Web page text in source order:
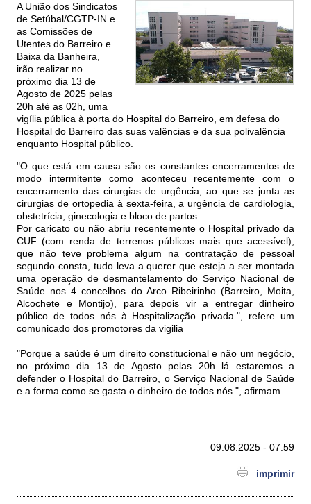
A União dos Sindicatos
de Setúbal/CGTP-IN e
as Comissões de
Utentes do Barreiro e
Baixa da Banheira,
irão realizar no
próximo dia 13 de
Agosto de 2025 pelas
20h até as 02h, uma
vigília pública à porta do Hospital do Barreiro, em defesa do
Hospital do Barreiro das suas valências e da sua polivalência
enquanto Hospital público.
"O que está em causa são os constantes encerramentos de
modo intermitente como aconteceu recentemente com o
encerramento das cirurgias de urgência, ao que se junta as
cirurgias de ortopedia à sexta-feira, a urgência de cardiologia,
obstetrícia, ginecologia e bloco de partos.
Por caricato ou não abriu recentemente o Hospital privado da
CUF (com renda de terrenos públicos mais que acessível),
que não teve problema algum na contratação de pessoal
segundo consta, tudo leva a querer que esteja a ser montada
uma operação de desmantelamento do Serviço Nacional de
Saúde nos 4 concelhos do Arco Ribeirinho (Barreiro, Moita,
Alcochete e Montijo), para depois vir a entregar dinheiro
público de todos nós à Hospitalização privada.", refere um
comunicado dos promotores da vigilia
"Porque a saúde é um direito constitucional e não um negócio,
no próximo dia 13 de Agosto pelas 20h lá estaremos a
defender o Hospital do Barreiro, o Serviço Nacional de Saúde
e a forma como se gasta o dinheiro de todos nós.", afirmam.
09.08.2025 - 07:59
imprimir